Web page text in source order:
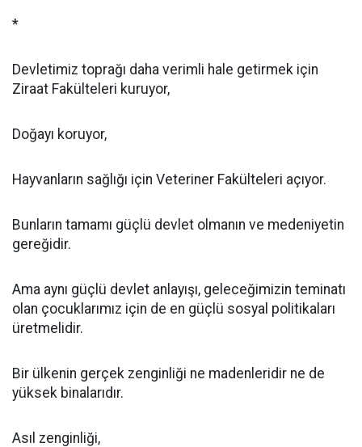
*
Devletimiz toprağı daha verimli hale getirmek için
Ziraat Fakülteleri kuruyor,
Doğayı koruyor,
Hayvanların sağlığı için Veteriner Fakülteleri açıyor.
Bunların tamamı güçlü devlet olmanın ve medeniyetin
gereğidir.
Ama aynı güçlü devlet anlayışı, geleceğimizin teminatı
olan çocuklarımız için de en güçlü sosyal politikaları
üretmelidir.
Bir ülkenin gerçek zenginliği ne madenleridir ne de
yüksek binalarıdır.
Asıl zenginliği,